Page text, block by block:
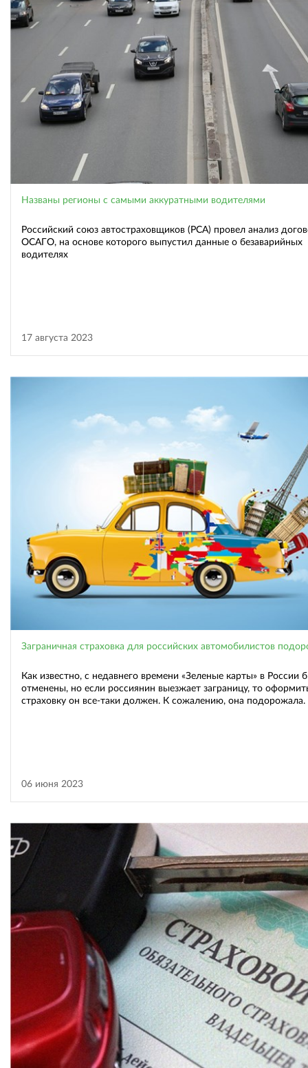
Названы регионы с самыми аккуратными водителями
Российский союз автостраховщиков (РСА) провел анализ
ОСАГО, на основе которого выпустил данные о безаварийных
водителях
17 августа 2023
Заграничная страховка для российских автомобилистов
Как известно, с недавнего времени «Зеленые карты» в России
отменены, но если россиянин выезжает заграницу, то
страховку он все-таки должен. К сожалению, она подорожала.
06 июня 2023